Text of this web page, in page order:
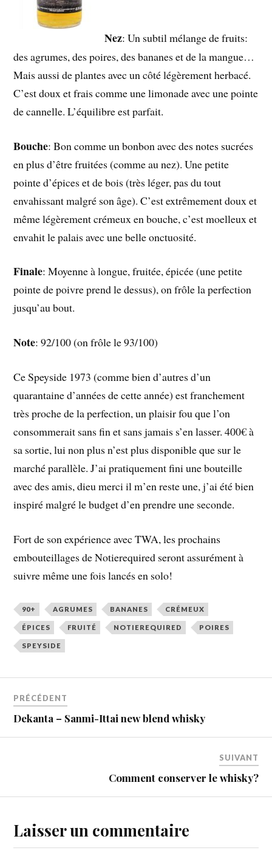
Nez: Un subtil mélange de fruits:
des agrumes, des poires, des bananes et de la mangue…
Mais aussi de plantes avec un côté légèrement herbacé.
C’est doux et frais comme une limonade avec une pointe
de cannelle. L’équilibre est parfait.
Bouche: Bon comme un bonbon avec des notes sucrées
en plus d’être fruitées (comme au nez). Une petite
pointe d’épices et de bois (très léger, pas du tout
envahissant malgré son âge). C’est extrêmement doux et
même légèrement crémeux en bouche, c’est moelleux et
envahit le palais avec une belle onctuosité.
Finale: Moyenne à longue, fruitée, épicée (une petite
pointe de poivre prend le dessus), on frôle la perfection
jusqu’au bout.
Note: 92/100 (on frôle le 93/100)
Ce Speyside 1973 (comme bien d’autres d’un
quarantaine d’années de cette année) est franchement
très proche de la perfection, un plaisir fou que l’on
consommerait sans fin et sans jamais s’en lasser. 400€ à
sa sortie, lui non plus n’est plus disponible que sur le
marché parallèle. J’ai pratiquement fini une bouteille
avec des amis, dieu merci il m’en reste une, j’ai été bien
inspiré malgré le budget d’en prendre une seconde.
Fort de son expérience avec TWA, les prochains
embouteillages de Notierequired seront assurément à
suivre même une fois lancés en solo!
90+ AGRUMES BANANES CRÉMEUX
ÉPICES FRUITÉ NOTIEREQUIRED POIRES
SPEYSIDE
PRÉCÉDENT
Dekanta – Sanmi-Ittai new blend whisky
SUIVANT
Comment conserver le whisky?
Laisser un commentaire